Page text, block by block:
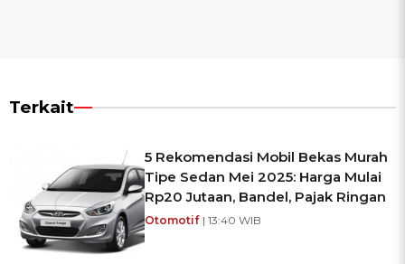
Terkait
5 Rekomendasi Mobil Bekas Murah
Tipe Sedan Mei 2025: Harga Mulai
Rp20 Jutaan, Bandel, Pajak Ringan
Otomotif | 13:40 WIB